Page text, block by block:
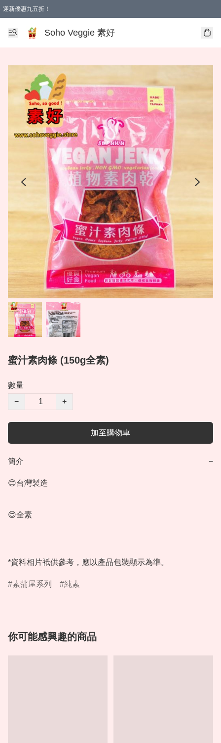
迎新優惠九五折！
Soho Veggie 素好
蜜汁素肉條 (150g全素)
數量
−
+
加至購物車
簡介 −
😊台灣製造
😊全素
*資料相片衹供參考，應以產品包裝顯示為準。
素蒲屋系列 純素
你可能感興趣的商品